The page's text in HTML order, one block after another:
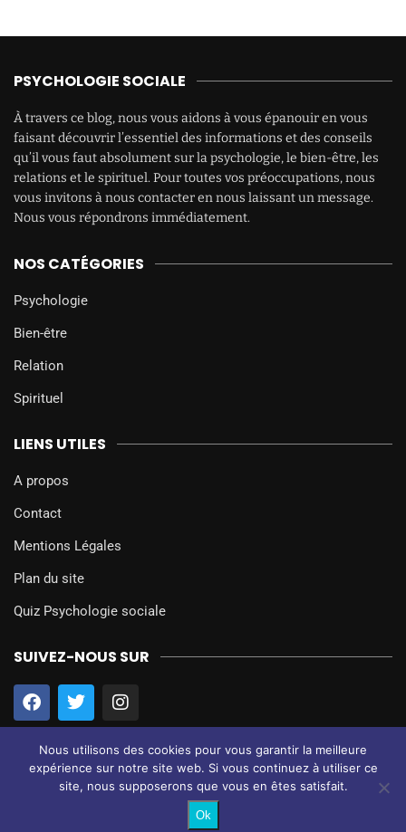
PSYCHOLOGIE SOCIALE
À travers ce blog, nous vous aidons à vous épanouir en vous
faisant découvrir l’essentiel des informations et des conseils
qu’il vous faut absolument sur la psychologie, le bien-être, les
relations et le spirituel. Pour toutes vos préoccupations, nous
vous invitons à nous contacter en nous laissant un message.
Nous vous répondrons immédiatement.
NOS CATÉGORIES
Psychologie
Bien-être
Relation
Spirituel
LIENS UTILES
A propos
Contact
Mentions Légales
Plan du site
Quiz Psychologie sociale
SUIVEZ-NOUS SUR
@2024 – Tous droits réservés.
Nous utilisons des cookies pour vous garantir la meilleure
expérience sur notre site web. Si vous continuez à utiliser ce
site, nous supposerons que vous en êtes satisfait.
Ok